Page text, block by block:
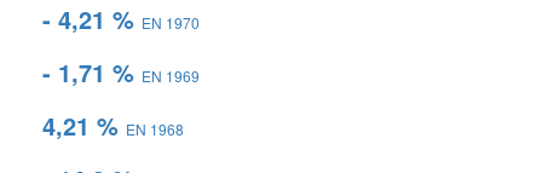
- 4,21 % EN 1970
- 1,71 % EN 1969
4,21 % EN 1968